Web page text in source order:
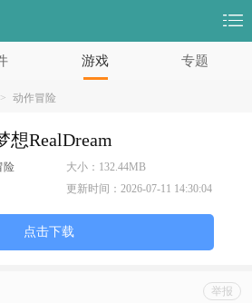
游戏 专题
> 动作冒险
想RealDream
险 大小： 132.44MB
更新时间：2026-07-11 14:30:04
点击下载
举报